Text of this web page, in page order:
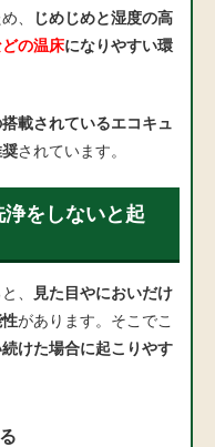
、
じめじめと湿度の高
の温床になりやすい環
載されているエコキュ
されています。
をしないと起
、
見た目やにおいだけ
があります。そこでこ
けた場合に起こりやす